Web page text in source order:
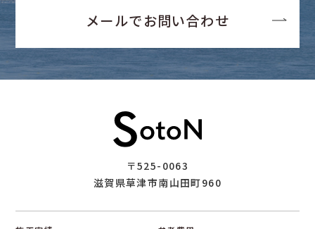
メールでお問い合わせ
〒525-0063
滋賀県草津市南山田町960